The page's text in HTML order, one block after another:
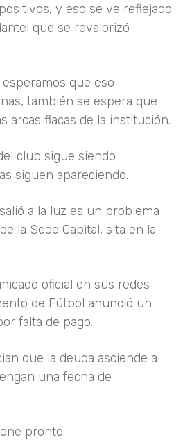
y eso se ve reflejado
que se revalorizó
que eso
también se espera que
arcas flacas de la institución.
club sigue siendo
siguen apareciendo.
a la luz es un problema
la Sede Capital, sita en la
oficial en sus redes
de Fútbol anunció un
falta de pago.
que la deuda asciende a
una fecha de
pronto.